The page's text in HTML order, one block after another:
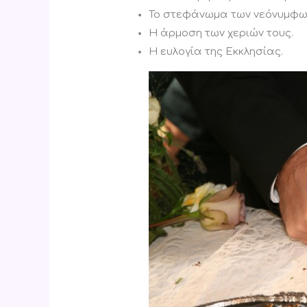
Το στεφάνωμα των
Η άρμοση των χεριών τους.
Η ευλογία της Εκκλησίας.